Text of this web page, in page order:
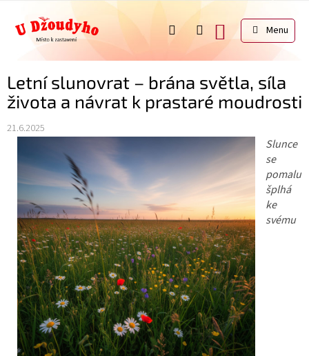
obsah
NÁKUPNÍ
KOŠÍK
Letní slunovrat – brána světla, síla
života a návrat k prastaré moudrosti
21.6.2025
Slunce
se
pomalu
šplhá
ke
svému